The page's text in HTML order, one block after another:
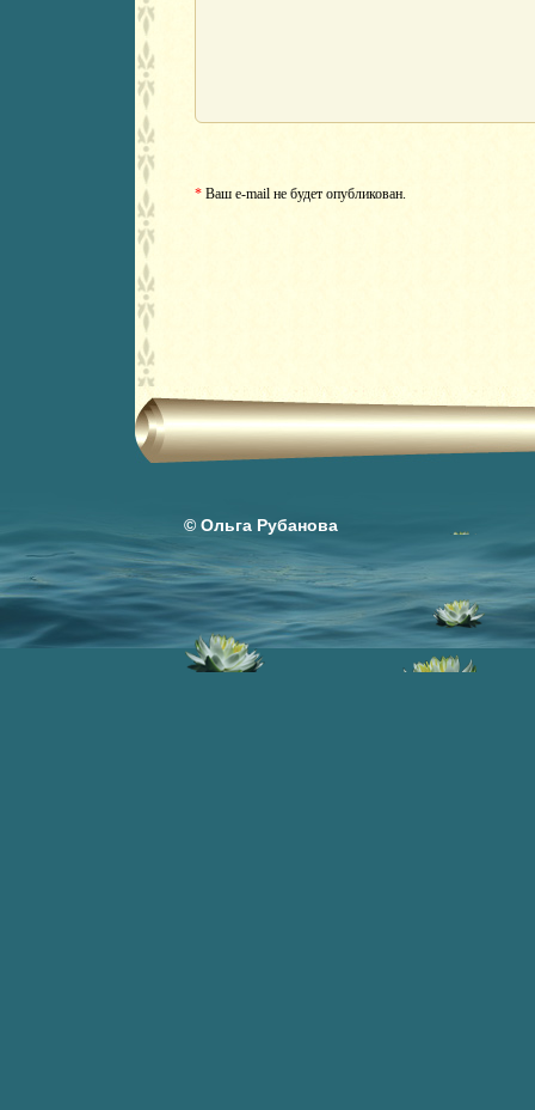
*Ваш e-mail не будет опубликован.
© Ольга Рубанова